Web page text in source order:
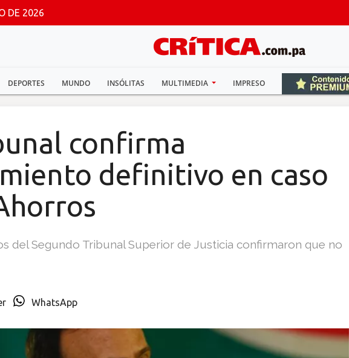
DE 2026
DEPORTES MUNDO INSÓLITAS MULTIMEDIA IMPRESO
confirma
definitivo en caso
del Segundo Tribunal Superior de Justicia confirmaron que no
WhatsApp